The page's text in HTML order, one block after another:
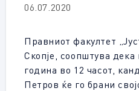
06.07.2020
Правниот факултет
Скопје, соопштува дека
година во 12 часот,
Петров ќе го брани